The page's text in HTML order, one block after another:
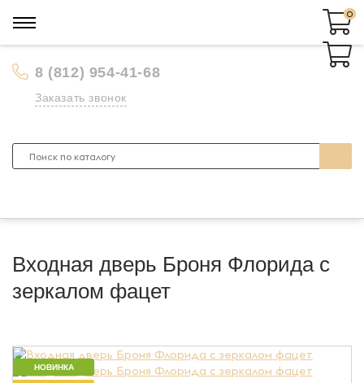
8 (812) 954-41-68
Заказать звонок
0
0
Входная дверь Броня Флорида с
зеркалом фацет
НОВИНКА